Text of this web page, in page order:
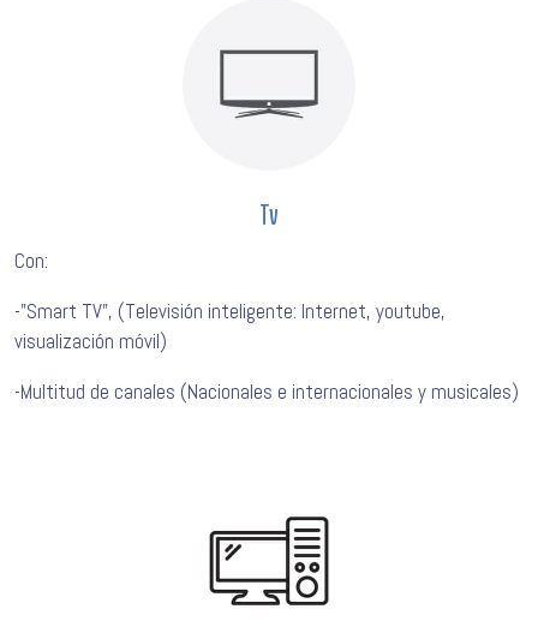
Tv
Con:
-"Smart TV", (Televisión inteligente: Internet, youtube,
visualización móvil)
-Multitud de canales (Nacionales e internacionales y musicales)